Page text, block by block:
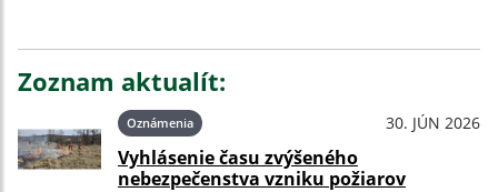
Zoznam aktualít:
Oznámenia 30. JÚN 2026
Vyhlásenie času zvýšeného
nebezpečenstva vzniku požiarov